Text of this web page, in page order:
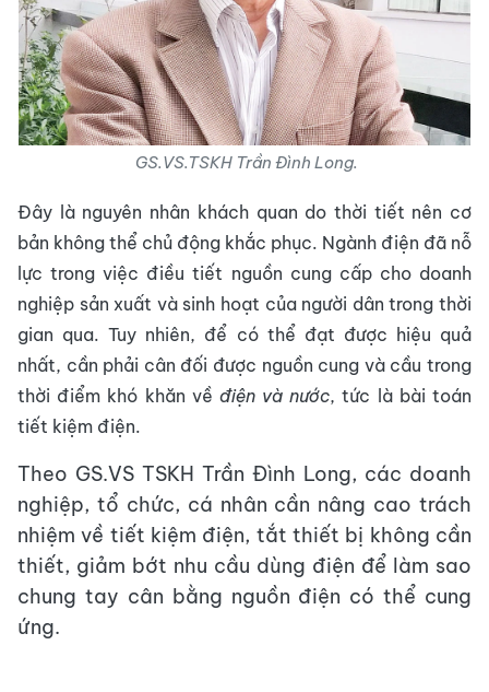
GS.VS.TSKH Trần Đình Long.
Đây là nguyên nhân khách quan do thời tiết nên cơ
bản không thể chủ động khắc phục. Ngành điện đã nỗ
lực trong việc điều tiết nguồn cung cấp cho doanh
nghiệp sản xuất và sinh hoạt của người dân trong thời
gian qua. Tuy nhiên, để có thể đạt được hiệu quả
nhất, cần phải cân đối được nguồn cung và cầu trong
thời điểm khó khăn về điện và nước, tức là bài toán
tiết kiệm điện.
Theo GS.VS TSKH Trần Đình Long, các doanh
nghiệp, tổ chức, cá nhân cần nâng cao trách
nhiệm về tiết kiệm điện, tắt thiết bị không cần
thiết, giảm bớt nhu cầu dùng điện để làm sao
chung tay cân bằng nguồn điện có thể cung
ứng.